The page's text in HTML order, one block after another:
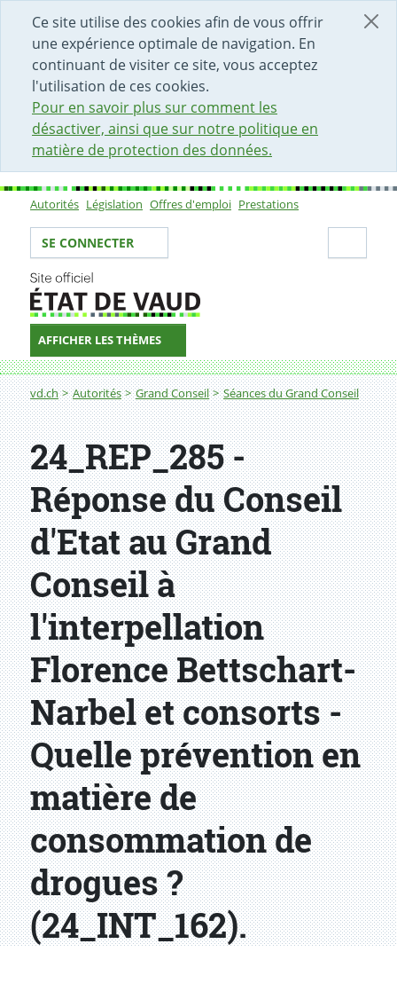
Ce site utilise des cookies afin de vous offrir
une expérience optimale de navigation. En
continuant de visiter ce site, vous acceptez
l'utilisation de ces cookies.
Pour en savoir plus sur comment les
désactiver, ainsi que sur notre politique en
matière de protection des données.
DÉBUT DU CONTENU DE LA PAGE
ACCÈS AU CHAMP DE RECHERCHE
PAGE D'ACCUEIL
FORMULAIRE DE CONTACT
Sous-navigation
Autorités Législation Offres d'emploi Prestations
Votre identité
SE CONNECTER
AFFICHER LES THÈMES
Fil d'Ariane
vd.ch Autorités Grand Conseil Séances du Grand Conseil
24_REP_285 -
Réponse du Conseil
d'Etat au Grand
Conseil à
l'interpellation
Florence Bettschart-
Narbel et consorts -
Quelle prévention en
matière de
consommation de
drogues ?
(24_INT_162).